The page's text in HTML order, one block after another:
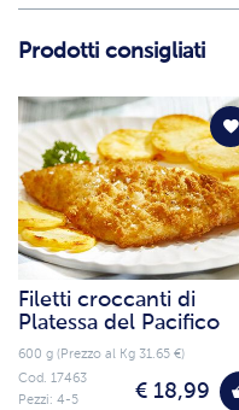
Prodotti consigliati
Filetti croccanti di
Platessa del Pacifico
600 g (Prezzo al Kg 31.65 €)
€ 18,99
Cod. 17463
Pezzi: 4-5